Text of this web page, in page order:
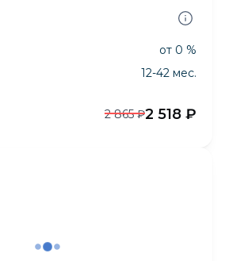
от 0 %
12-42 мес.
2 865 ₽2 518 ₽